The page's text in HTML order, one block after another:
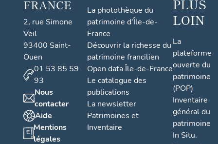
FRANCE
2, rue Simone
Veil
93400 Saint-
Ouen
01 53 85 59
93
Nous
contacter
Aide
Mentions
légales
La photothèque du
patrimoine d'Île-de-
France
Découvrir la richesse du
patrimoine francilien
Open data Île-de-France
Le catalogue des
publications
La newsletter
Patrimoines et
Inventaire
PLUS
LOIN
La
plateforme
ouverte du
patrimoine
(POP)
Inventaire
général du
patrimoine
In Situ.